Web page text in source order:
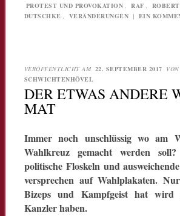
PROTEST UND PROVOKATION
RAF
DUTSCHKE
VERÄNDERUNGEN | EIN
VERÖFFENTLICHT AM 22. SEPTEMBER 2017 VON
SCHWICHTENHÖVEL
DER ETWAS ANDERE
MAT
Immer noch unschlüssig wo am
Wahlkreuz gemacht werden
politische Floskeln und
versprechen auf Wahlplakaten.
Bizeps und Kampfgeist hat wird
Kanzler haben.